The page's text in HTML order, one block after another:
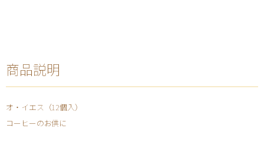
商品説明
オ・イエス（12個入）
コーヒーのお供に